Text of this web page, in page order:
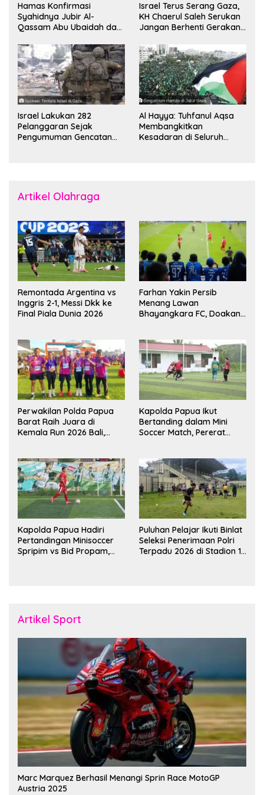
Hamas Konfirmasi
Syahidnya Jubir Al-
Qassam Abu Ubaidah dan
Sinwar
Israel Terus Serang Gaza,
KH Chaerul Saleh Serukan
Jangan Berhenti Gerakan
Israel Lakukan 282
Pelanggaran Sejak
Pengumuman Gencatan
Al Hayya: Tuhfanul Aqsa
Membangkitkan
Kesadaran di Seluruh
Artikel Olahraga
Remontada Argentina vs
Inggris 2-1, Messi Dkk ke
Final Piala Dunia 2026
Farhan Yakin Persib
Menang Lawan
Bhayangkara FC, Doakan
Perwakilan Polda Papua
Barat Raih Juara di
Kemala Run 2026 Bali,
Kapolda Papua Ikut
Bertanding dalam Mini
Soccer Match, Pererat
Kapolda Papua Hadiri
Pertandingan Minisoccer
Spripim vs Bid Propam,
Puluhan Pelajar Ikuti Binlat
Seleksi Penerimaan Polri
Terpadu 2026 di Stadion 16
Artikel Sport
Marc Marquez Berhasil Menangi Sprin Race MotoGP
Austria 2025